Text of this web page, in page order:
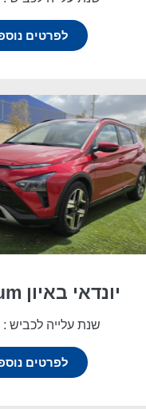
לפרטים
יונדאי באיון Premium !
שנת עלייה לכביש : 05/2023
לפרטים